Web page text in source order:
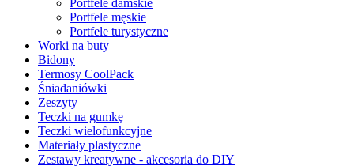
Portfele damskie
Portfele męskie
Portfele turystyczne
Worki na buty
Bidony
Termosy CoolPack
Śniadaniówki
Zeszyty
Teczki na gumkę
Teczki wielofunkcyjne
Materiały plastyczne
Zestawy kreatywne - akcesoria do DIY